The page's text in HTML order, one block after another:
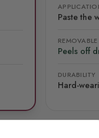
Paste the
REMOVABLE
Peels off
DURABILITY
Hard-